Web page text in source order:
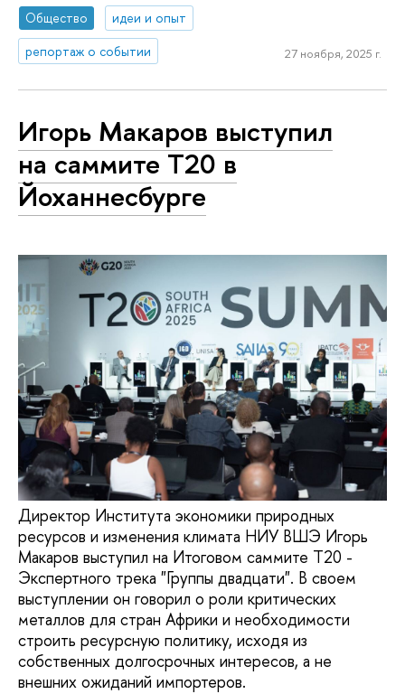
Общество
идеи и опыт
репортаж о событии
27 ноября, 2025 г.
Игорь Макаров выступил
на саммите Т20 в
Йоханнесбурге
Директор Института экономики природных
ресурсов и изменения климата НИУ ВШЭ Игорь
Макаров выступил на Итоговом саммите T20 -
Экспертного трека "Группы двадцати". В своем
выступлении он говорил о роли критических
металлов для стран Африки и необходимости
строить ресурсную политику, исходя из
собственных долгосрочных интересов, а не
внешних ожиданий импортеров.